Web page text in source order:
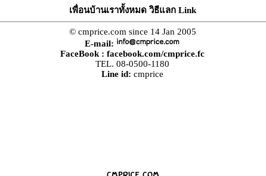
เพื่อนบ้านเราทั้งหมด วิธีแลก Link
© cmprice.com since 14 Jan 2005
E-mail:
FaceBook : facebook.com/cmprice.fc
TEL. 08-0500-1180
Line id: cmprice